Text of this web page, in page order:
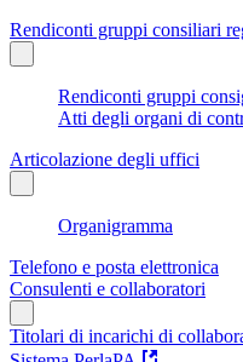
Rendiconti gruppi consiliari
Rendiconti gruppi
Atti degli organi di
Articolazione degli uffici
Organigramma
Telefono e posta elettronica
Consulenti e collaboratori
Titolari di incarichi di